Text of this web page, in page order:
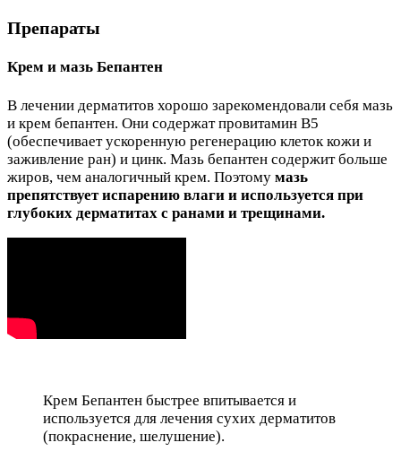
Препараты
Крем и мазь Бепантен
В лечении дерматитов хорошо зарекомендовали себя мазь
и крем бепантен. Они содержат провитамин В5
(обеспечивает ускоренную регенерацию клеток кожи и
заживление ран) и цинк. Мазь бепантен содержит больше
жиров, чем аналогичный крем. Поэтому мазь
препятствует испарению влаги и используется при
глубоких дерматитах с ранами и трещинами.
Крем Бепантен быстрее впитывается и
используется для лечения сухих дерматитов
(покраснение, шелушение).